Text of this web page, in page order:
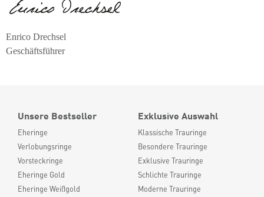
Enrico Drechsel
Geschäftsführer
Unsere Bestseller
Eheringe
Verlobungsringe
Vorsteckringe
Eheringe Gold
Eheringe Weißgold
Exklusive Auswahl
Klassische Trauringe
Besondere Trauringe
Exklusive Trauringe
Schlichte Trauringe
Moderne Trauringe